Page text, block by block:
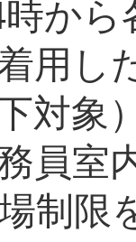
か
用し
対象
員室
制限